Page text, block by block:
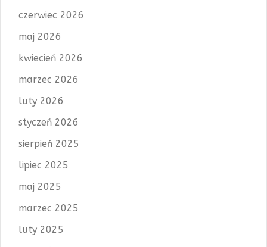
czerwiec 2026
maj 2026
kwiecień 2026
marzec 2026
luty 2026
styczeń 2026
sierpień 2025
lipiec 2025
maj 2025
marzec 2025
luty 2025